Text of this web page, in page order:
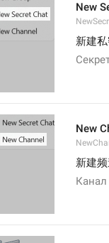
New
新建
New
新建